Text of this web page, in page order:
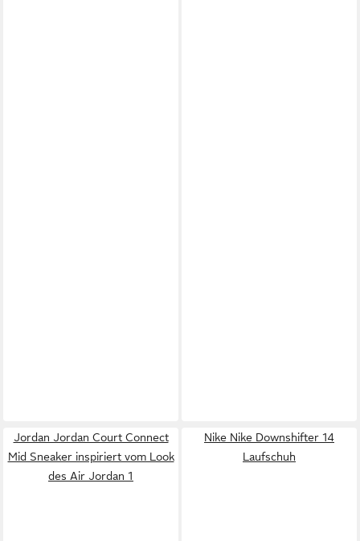
Jordan Jordan Court Connect
Mid Sneaker inspiriert vom Look
des Air Jordan 1
Nike Nike Downshifter 14
Laufschuh